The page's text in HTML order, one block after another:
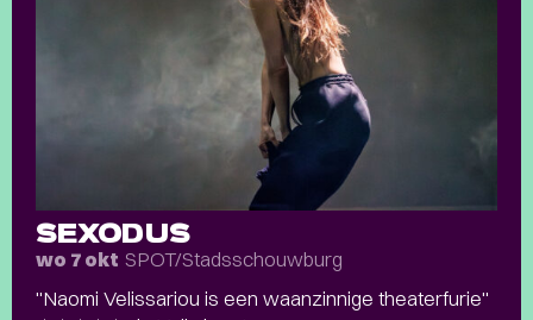
SEXODUS
wo 7 okt SPOT/Stadsschouwburg
"Naomi Velissariou is een waanzinnige theaterfurie"